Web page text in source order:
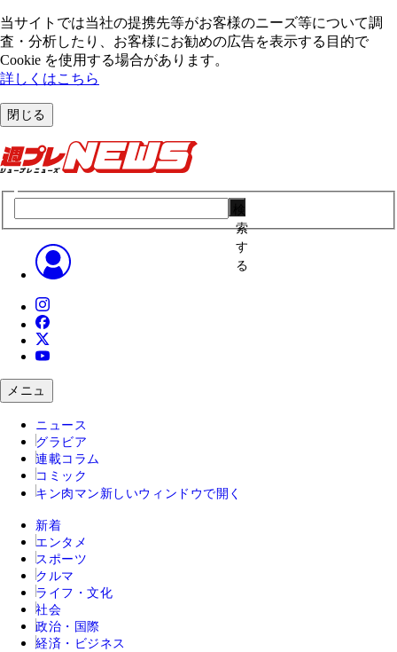
当サイトでは当社の提携先等がお客様のニーズ等について調
査・分析したり、お客様にお勧めの広告を表⽰する⽬的で
Cookie を使⽤する場合があります。
詳しくはこちら
閉じる
索
す
る
メニュ
ニュース
グラビア
連載コラム
コミック
キン肉マン 新しいウィンドウで開く
新着
エンタメ
スポーツ
クルマ
ライフ・文化
社会
政治・国際
経済・ビジネス